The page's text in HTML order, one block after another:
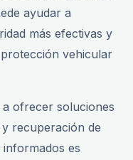
ayudar a
más efectivas y
vehicular
ofrecer soluciones
recuperación de
es